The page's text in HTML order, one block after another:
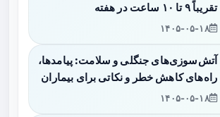
تقریباً ۹ تا ۱۰ ساعت در هفته
۱۴۰۵-۰۵-۱۸
آتش‌سوزی‌های جنگلی و سلامت: پیامدها،
راه‌های کاهش خطر و نکاتی برای بیماران
۱۴۰۵-۰۵-۱۸